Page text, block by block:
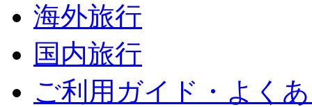
海外旅行
国内旅行
ご利用ガイド・よく